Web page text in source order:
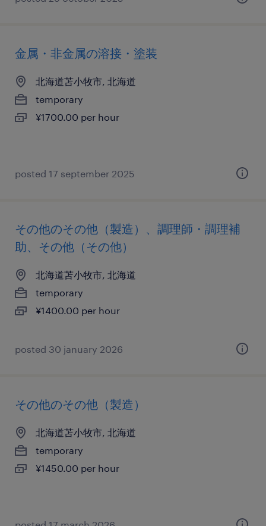
金属・非金属の溶接・塗装
北海道苫小牧市, 北海道
temporary
¥1700.00 per hour
posted 17 september 2025
その他のその他（製造）、調理師・調理補
助、その他（その他）
北海道苫小牧市, 北海道
temporary
¥1400.00 per hour
posted 30 january 2026
その他のその他（製造）
北海道苫小牧市, 北海道
temporary
¥1450.00 per hour